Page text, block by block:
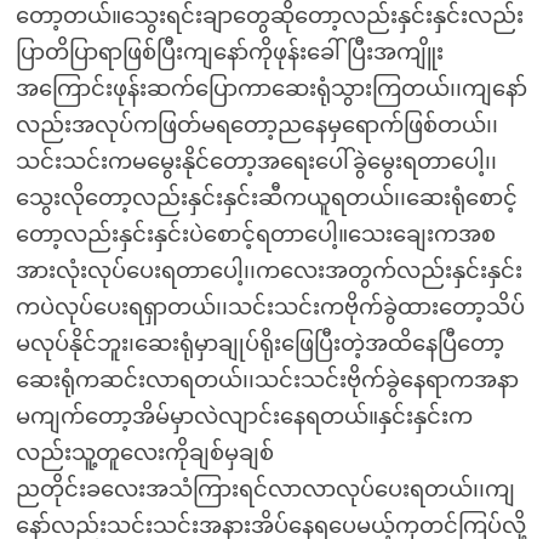
တော့တယ်။သွေးရင်းချာတွေဆိုတော့လည်းနှင်းနှင်းလည်း
ပြာတိပြာရာဖြစ်ပြီးကျနော်ကိုဖုန်းခေါ်ပြီးအကျိူး
အကြောင်းဖုန်းဆက်ပြောကာဆေးရုံသွားကြတယ်၊၊ကျနော်
လည်းအလုပ်ကဖြတ်မရတော့ညနေမှရောက်ဖြစ်တယ်၊၊
သင်းသင်းကမမွေးနိုင်တော့အရေးပေါ်ခွဲမွေးရတာပေါ့၊၊
သွေးလိုတော့လည်းနှင်းနှင်းဆီကယူရတယ်၊၊ဆေးရုံစောင့်
တော့လည်းနှင်းနှင်းပဲစောင့်ရတာပေါ့။သေးချေးကအစ
အားလုံးလုပ်ပေးရတာပေါ့၊၊ကလေးအတွက်လည်းနှင်းနှင်း
ကပဲလုပ်ပေးရရှာတယ်၊၊သင်းသင်းကဗိုက်ခွဲထားတော့သိပ်
မလုပ်နိုင်ဘူး၊ဆေးရုံမှာချုပ်ရိုးဖြေပြီးတဲ့အထိနေပြီတော့
ဆေးရုံကဆင်းလာရတယ်၊၊သင်းသင်းဗိုက်ခွဲနေရာကအနာ
မကျက်တော့အိမ်မှာလဲလျာင်းနေရတယ်။နှင်းနှင်းက
လည်းသူ့တူလေးကိုချစ်မှချစ်
ညတိုင်းခလေးအသံကြားရင်လာလာလုပ်ပေးရတယ်၊၊ကျ
နော်လည်းသင်းသင်းအနားအိပ်နေရပေမယ့်ကုတင်ကြပ်လို့